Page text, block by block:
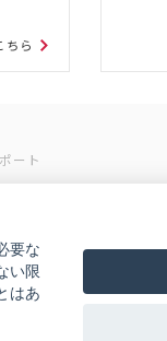
ちら
ート
コース
用ガイド
要な
い限
はあ